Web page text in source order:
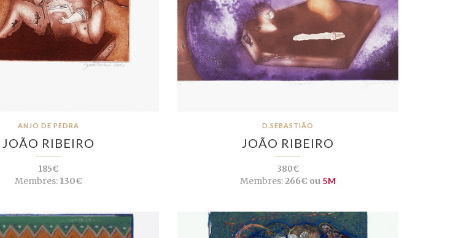
ANJO DE PEDRA
JOÃO RIBEIRO
185€
Membres: 130€
D.SEBASTIÃO
JOÃO RIBEIRO
380€
Membres:266€ ou 5M